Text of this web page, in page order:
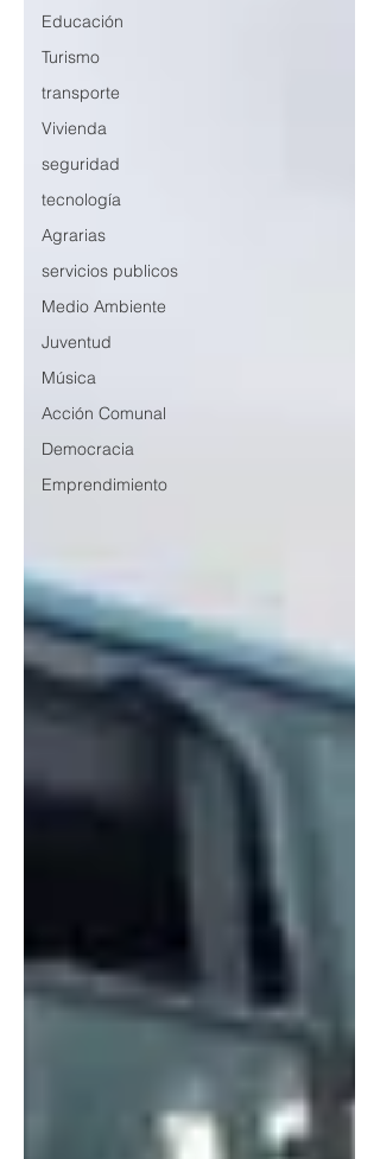
Educación
Turismo
transporte
Vivienda
seguridad
tecnología
Agrarias
servicios publicos
Medio Ambiente
Juventud
Música
Acción Comunal
Democracia
Emprendimiento